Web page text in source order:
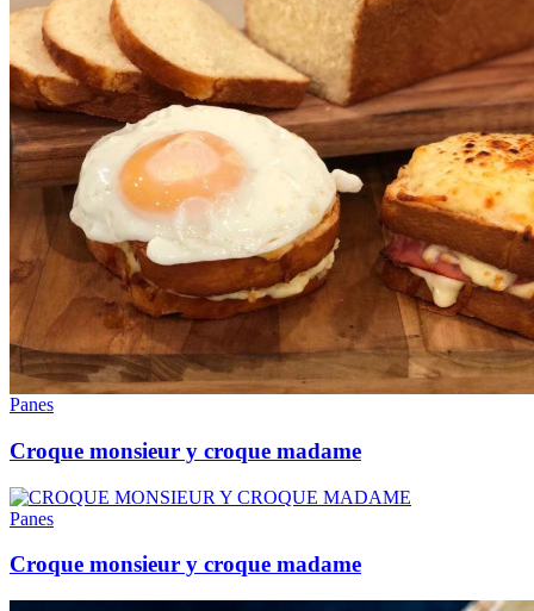
Panes
Croque monsieur y croque madame
Panes
Croque monsieur y croque madame